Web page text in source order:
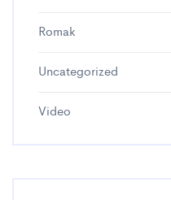
Romak
Uncategorized
Video